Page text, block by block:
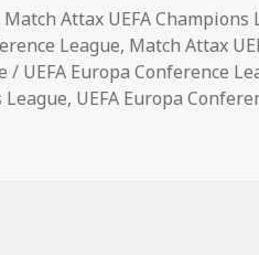
Match Attax UEFA Champions
League, Match Attax
/ UEFA Europa Conference
League, UEFA Europa